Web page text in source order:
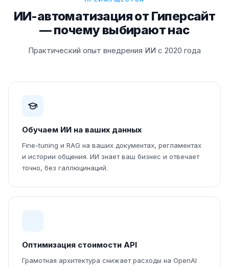
ИИ-автоматизация от Гиперсайт
— почему выбирают нас
Практический опыт внедрения ИИ с 2020 года
Обучаем ИИ на ваших данных
Fine-tuning и RAG на ваших документах, регламентах
и истории общения. ИИ знает ваш бизнес и отвечает
точно, без галлюцинаций.
Оптимизация стоимости API
Грамотная архитектура снижает расходы на OpenAI